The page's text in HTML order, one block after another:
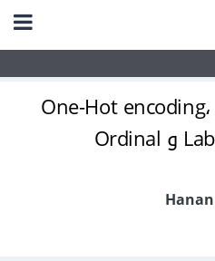
ما الفرق بين One-Hot encoding،
Label encoding و Ordinal